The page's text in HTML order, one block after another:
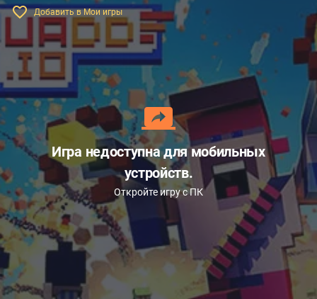
Игра недоступна для мобильных
устройств.
Откройте игру с ПК
Добавить в Мои игры